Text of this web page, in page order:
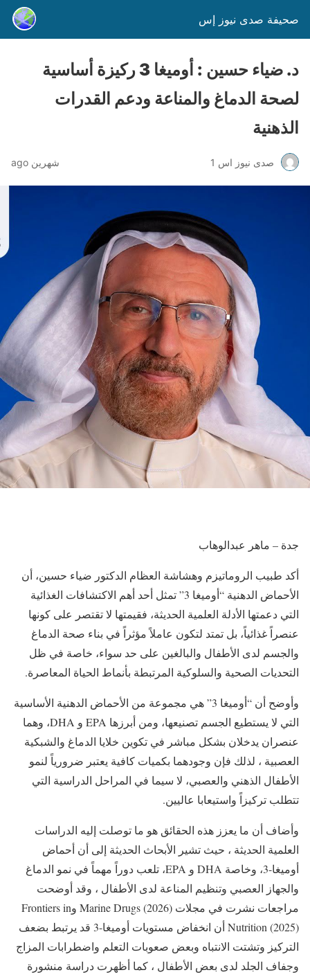
صحيفة صدى نيوز إس
د. ضياء حسين : أوميغا 3 ركيزة أساسية
لصحة الدماغ والمناعة ودعم القدرات
الذهنية
صدى نيوز اس 1 شهرين ago
جدة – ماهر عبدالوهاب
أكد طبيب الروماتيزم وهشاشة العظام الدكتور ضياء حسين، أن
الأحماض الدهنية “أوميغا 3” تمثل أحد أهم الاكتشافات الغذائية
التي دعمتها الأدلة العلمية الحديثة، فقيمتها لا تقتصر على كونها
عنصراً غذائياً، بل تمتد لتكون عاملاً مؤثراً في بناء صحة الدماغ
والجسم لدى الأطفال والبالغين على حد سواء، خاصة في ظل
التحديات الصحية والسلوكية المرتبطة بأنماط الحياة المعاصرة.
وأوضح أن “أوميغا 3” هي مجموعة من الأحماض الدهنية الأساسية
التي لا يستطيع الجسم تصنيعها، ومن أبرزها EPA و DHA، وهما
عنصران يدخلان بشكل مباشر في تكوين خلايا الدماغ والشبكية
العصبية ، لذلك فإن وجودهما بكميات كافية يعتبر ضرورياً لنمو
الأطفال الذهني والعصبي، لا سيما في المراحل الدراسية التي
تتطلب تركيزاً واستيعابا عاليين.
وأضاف أن ما يعزز هذه الحقائق هو ما توصلت إليه الدراسات
العلمية الحديثة ، حيث تشير الأبحاث الحديثة إلى أن أحماض
أوميغا-3، وخاصة DHA و EPA، تلعب دوراً مهماً في نمو الدماغ
والجهاز العصبي وتنظيم المناعة لدى الأطفال ، وقد أوضحت
مراجعات نشرت في مجلات Marine Drugs (2026) وFrontiers in
Nutrition (2025) أن انخفاض مستويات أوميغا-3 قد يرتبط بضعف
التركيز وتشتت الانتباه وبعض صعوبات التعلم واضطرابات المزاج
وجفاف الجلد لدى بعض الأطفال ، كما أظهرت دراسة منشورة